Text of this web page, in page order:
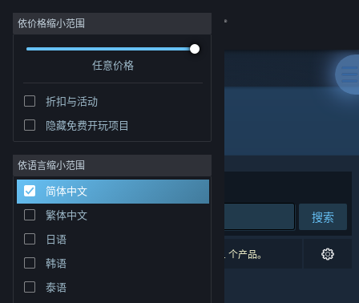
登录
社区
关于
客服
更改语言
获取 Steam 手机应用
依价格缩小范围
任意价格
折扣与活动
隐藏免费开玩项目
依语言缩小范围
简体中文
繁体中文
日语
韩语
泰语
开发者: Last Sun, LLC
排序依据 相关性
搜索
0 个匹配的搜索结果。 根据您的偏好，已排除了 1 个产品。